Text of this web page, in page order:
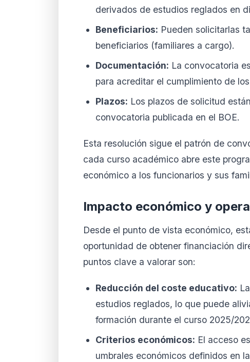
derivados de estudios reglados en
Beneficiarios: Pueden solicitarlas
beneficiarios (familiares a cargo).
Documentación: La convocatoria
para acreditar el cumplimiento de
Plazos: Los plazos de solicitud
convocatoria publicada en el BOE.
Esta resolución sigue el patrón de
cada curso académico abre este
económico a los funcionarios y sus
Impacto económico y
Desde el punto de vista económico,
oportunidad de obtener financiación
puntos clave a valorar son:
Reducción del coste educativo:
estudios reglados, lo que puede
formación durante el curso 2025/
Criterios económicos: El acceso
umbrales económicos definidos en